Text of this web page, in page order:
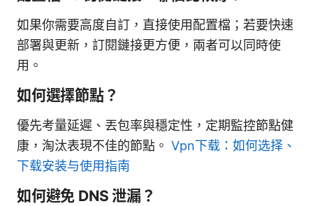
如果你需要高度自訂，直接使用配置檔；若要快速
部署與更新，訂閱鏈接更方便，兩者可以同時使
用。
如何選擇節點？
優先考量延遲、丟包率與穩定性，定期監控節點健
康，淘汰表現不佳的節點。 Vpn下载：如何选择、
下载安装与使用指南
如何避免 DNS 泄漏？